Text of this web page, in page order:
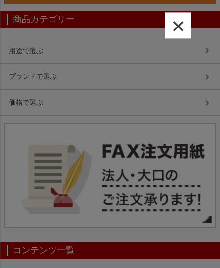
商品カテゴリー
用途で選ぶ
ブランドで選ぶ
価格で選ぶ
コンテンツ一覧
×